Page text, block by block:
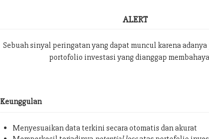
ALERT
Sebuah sinyal peringatan yang dapat muncul karena
portofolio investasi yang dianggap
Keunggulan
Menyesuaikan data terkini secara otomatis dan akurat